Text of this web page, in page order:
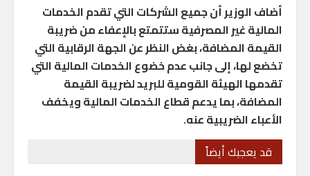
أضاف الوزير أن جميع الشركات التي تقدم الخدمات
المالية غير المصرفية ستتمتع بالإعفاء من ضريبة
القيمة المضافة، بغض النظر عن الجهة الرقابية التي
تخضع لها، إلى جانب عدم خضوع الخدمات المالية التي
تقدمها الهيئة القومية للبريد لضريبة القيمة
المضافة، بما يدعم قطاع الخدمات المالية ويخفف
الأعباء الضريبية عنه.
قد يعجبك أيضاً